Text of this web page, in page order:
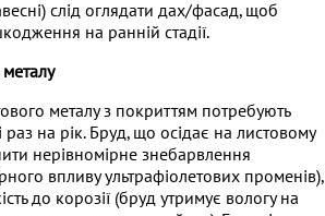
слід оглядати дах/фасад, щоб
на ранній стадії.
металу з покриттям потребують
на рік. Бруд, що осідає на листовому
нерівномірне знебарвлення
впливу ультрафіолетових променів),
до корозії (бруд утримує вологу на